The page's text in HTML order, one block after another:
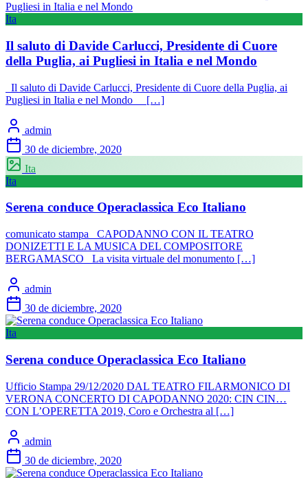
Ita
Il saluto di Davide Carlucci, Presidente di Cuore
della Puglia, ai Pugliesi in Italia e nel Mondo
Il saluto di Davide Carlucci, Presidente di Cuore della Puglia, ai
Pugliesi in Italia e nel Mondo […]
admin
30 de diciembre, 2020
Ita
Ita
Serena conduce Operaclassica Eco Italiano
comunicato stampa CAPODANNO CON IL TEATRO
DONIZETTI E LA MUSICA DEL COMPOSITORE
BERGAMASCO La visita virtuale del monumento […]
admin
30 de diciembre, 2020
Ita
Serena conduce Operaclassica Eco Italiano
Ufficio Stampa 29/12/2020 DAL TEATRO FILARMONICO DI
VERONA CONCERTO DI CAPODANNO 2020: CIN CIN…
CON L’OPERETTA 2019, Coro e Orchestra al […]
admin
30 de diciembre, 2020